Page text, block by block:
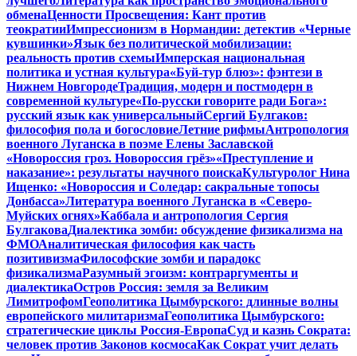
обменаЦенности Просвещения: Кант против
теократииИмпрессионизм в Нормандии: детектив «Черные
кувшинки»Язык без политической мобилизации:
реальность против схемыИмперская национальная
политика и устная культура«Буй-тур блюз»: фэнтези в
Нижнем НовгородеТрадиция, модерн и постмодерн в
современной культуре«По-русски говорите ради Бога»:
русский язык как универсальныйСергий Булгаков:
философия пола и богословиеЛетние рифмыАнтропология
военного Луганска в поэме Елены Заславской
«Новороссия гроз. Новороссия грёз»«Преступление и
наказание»: результаты научного поискаКультуролог Нина
Ищенко: «Новороссия и Соледар: сакральные топосы
Донбасса»Литература военного Луганска в «Северо-
Муйских огнях»Каббала и антропология Сергия
БулгаковаДиалектика зомби: обсуждение физикализма на
ФМОАналитическая философия как часть
позитивизмаФилософские зомби и парадокс
физикализмаРазумный эгоизм: контраргументы и
диалектикаОстров Россия: земля за Великим
ЛимитрофомГеополитика Цымбурского: длинные волны
европейского милитаризмаГеополитика Цымбурского:
стратегические циклы Россия-ЕвропаСуд и казнь Сократа:
человек против Законов космосаКак Сократ учит делать